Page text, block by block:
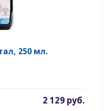
250 мл.
2 129 руб.